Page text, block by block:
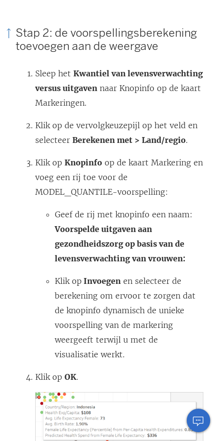
Stap 2: de voorspellingsberekening
toevoegen aan de weergave
Sleep het Kwantiel van levensverwachting
versus uitgaven naar Knopinfo op de kaart
Markeringen.
Klik op de vervolgkeuzepijl op het veld en
selecteer Berekenen met > Land/regio.
Klik op Knopinfo op de kaart Markering en
voeg een rij toe voor de
MODEL_QUANTILE-voorspelling:
Geef de rij met knopinfo een naam:
Voorspelde uitgaven aan
gezondheidszorg op basis van de
levensverwachting van vrouwen:
Klik op Invoegen en selecteer de
berekening om ervoor te zorgen dat
de knopinfo dynamisch de unieke
voorspelling van de markering
weergeeft terwijl u met de
visualisatie werkt.
Klik op OK.